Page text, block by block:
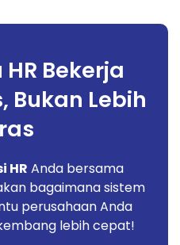
Bekerja
Bukan Lebih
HR Anda bersama
bagaimana sistem
perusahaan Anda
lebih cepat!